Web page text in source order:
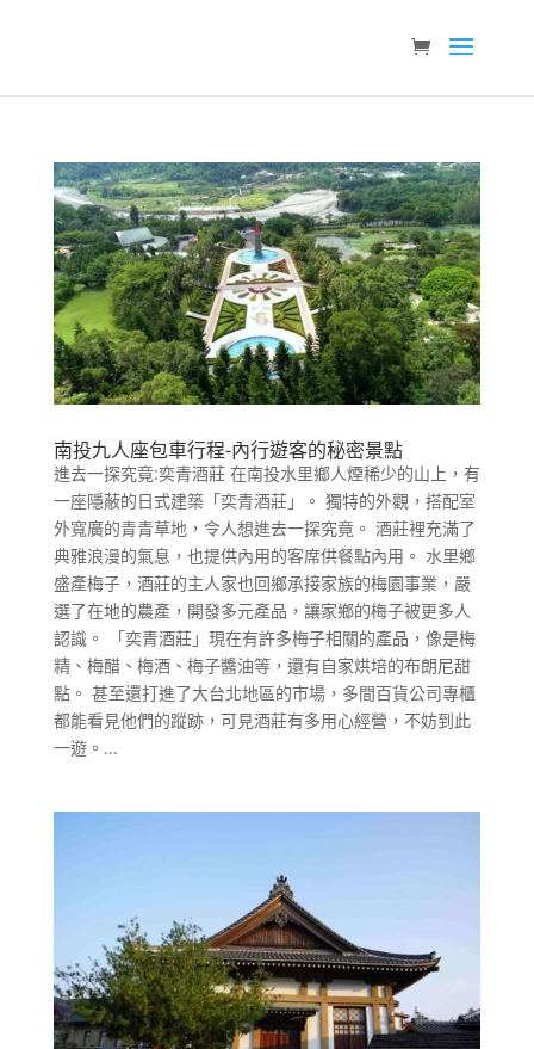
南投九人座包車行程-內行遊客的秘密景點
進去一探究竟:奕青酒莊 在南投水里鄉人煙稀少的山上，有
一座隱蔽的日式建築「奕青酒莊」。 獨特的外觀，搭配室
外寬廣的青青草地，令人想進去一探究竟。 酒莊裡充滿了
典雅浪漫的氣息，也提供內用的客席供餐點內用。 水里鄉
盛產梅子，酒莊的主人家也回鄉承接家族的梅園事業，嚴
選了在地的農產，開發多元產品，讓家鄉的梅子被更多人
認識。 「奕青酒莊」現在有許多梅子相關的產品，像是梅
精、梅醋、梅酒、梅子醬油等，還有自家烘培的布朗尼甜
點。 甚至還打進了大台北地區的市場，多間百貨公司專櫃
都能看見他們的蹤跡，可見酒莊有多用心經營，不妨到此
一遊。...